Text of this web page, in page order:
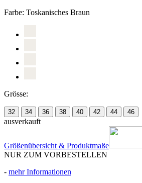
Farbe: Toskanisches Braun
Grösse:
32 34 36 38 40 42 44 46
ausverkauft
Größenübersicht & Produktmaße
NUR ZUM VORBESTELLEN
- mehr Informationen